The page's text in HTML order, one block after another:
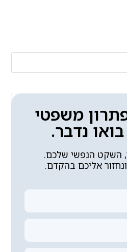
משפטי
נדבר.
השקט הנפשי שלכם.
אליכם בהקדם.